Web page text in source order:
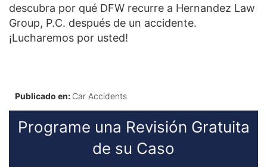
descubra por qué DFW recurre a Hernandez Law
Group, P.C. después de un accidente.
¡Lucharemos por usted!
Publicado en: Car Accidents
Programe una Revisión Gratuita
de su Caso